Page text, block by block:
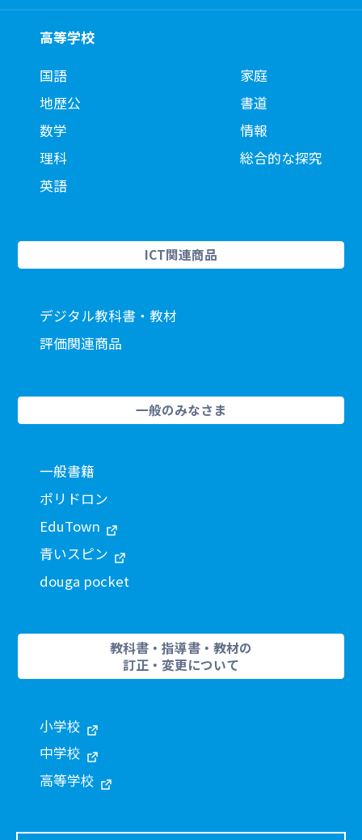
高等学校
国語
地歴公
数学
理科
英語
家庭
書道
情報
総合的な探究
ICT関連商品
デジタル教科書・教材
評価関連商品
一般のみなさま
一般書籍
ポリドロン
EduTown
青いスピン
douga pocket
教科書・指導書・教材の
訂正・変更について
小学校
中学校
高等学校